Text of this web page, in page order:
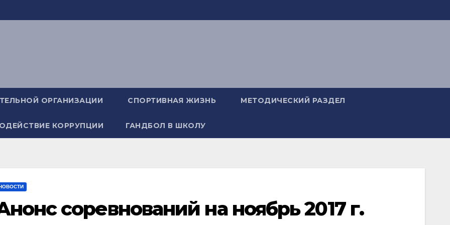
ОРГАНИЗАЦИИ СПОРТИВНАЯ ЖИЗНЬ МЕТОДИЧЕСКИЙ РАЗДЕЛ
КОРРУПЦИИ ГАНДБОЛ В ШКОЛУ
соревнований на ноябрь 2017 г.